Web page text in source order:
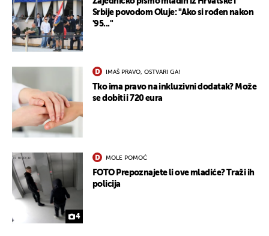
Srbije povodom Oluje: "Ako si rođen nakon
'95..."
IMAŠ PRAVO, OSTVARI GA!
Tko ima pravo na inkluzivni dodatak? Može
se dobiti i 720 eura
4
MOLE POMOĆ
FOTO Prepoznajete li ove mladiće? Traži ih
policija